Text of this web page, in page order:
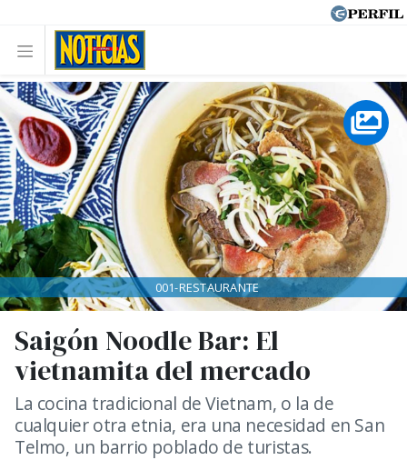
Saigón Noodle Bar: El
vietnamita del mercado
La cocina tradicional de Vietnam, o la de
cualquier otra etnia, era una necesidad en San
Telmo, un barrio poblado de turistas.
001-RESTAURANTE